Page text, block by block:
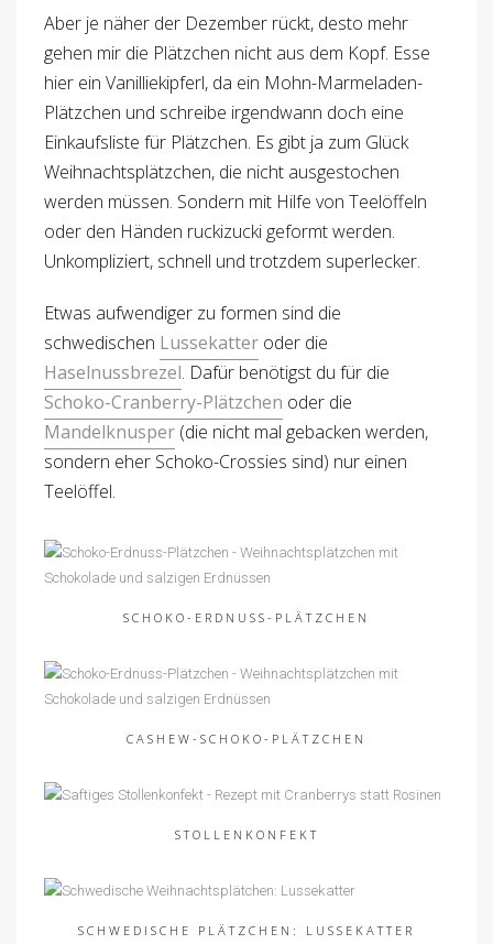
Aber je näher der Dezember rückt, desto mehr
gehen mir die Plätzchen nicht aus dem Kopf. Esse
hier ein Vanilliekipferl, da ein Mohn-Marmeladen-
Plätzchen und schreibe irgendwann doch eine
Einkaufsliste für Plätzchen. Es gibt ja zum Glück
Weihnachtsplätzchen, die nicht ausgestochen
werden müssen. Sondern mit Hilfe von Teelöffeln
oder den Händen ruckizucki geformt werden.
Unkompliziert, schnell und trotzdem superlecker.
Etwas aufwendiger zu formen sind die
schwedischen Lussekatter oder die
Haselnussbrezel. Dafür benötigst du für die
Schoko-Cranberry-Plätzchen oder die
Mandelknusper (die nicht mal gebacken werden,
sondern eher Schoko-Crossies sind) nur einen
Teelöffel.
SCHOKO-ERDNUSS-PLÄTZCHEN
CASHEW-SCHOKO-PLÄTZCHEN
STOLLENKONFEKT
SCHWEDISCHE PLÄTZCHEN: LUSSEKATTER